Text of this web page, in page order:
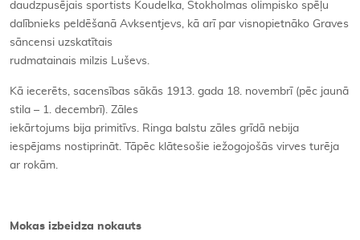
daudzpusējais sportists Koudelka, Stokholmas olimpisko spēļu
dalībnieks peldēšanā Avksentjevs, kā arī par visnopietnāko Graves
sāncensi uzskatītais
rudmatainais milzis Luševs.
Kā iecerēts, sacensības sākās 1913. gada 18. novembrī (pēc jaunā
stila – 1. decembrī). Zāles
iekārtojums bija primitīvs. Ringa balstu zāles grīdā nebija
iespējams nostiprināt. Tāpēc klātesošie iežogojošās virves turēja
ar rokām.
Mokas izbeidza nokauts